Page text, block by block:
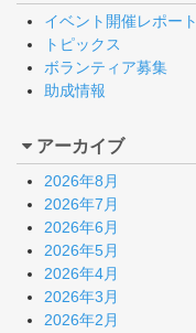
イベント開催レポート
トピックス
ボランティア募集
助成情報
アーカイブ
2026年8月
2026年7月
2026年6月
2026年5月
2026年4月
2026年3月
2026年2月